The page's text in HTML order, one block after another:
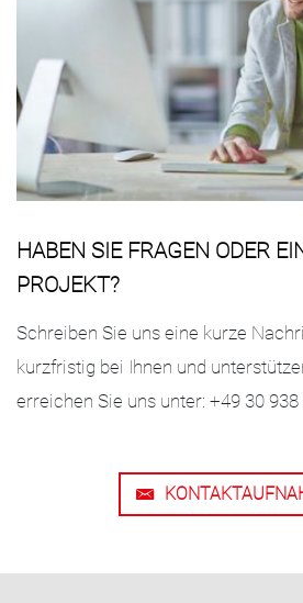
HABEN SIE FRAGEN ODER
PROJEKT?
Schreiben Sie uns eine kurze
kurzfristig bei Ihnen und
erreichen Sie uns unter: +49 30 938